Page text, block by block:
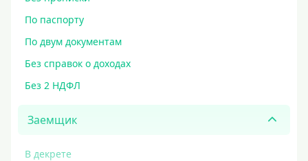
По паспорту
По двум документам
Без справок о доходах
Без 2 НДФЛ
Заемщик
В декрете